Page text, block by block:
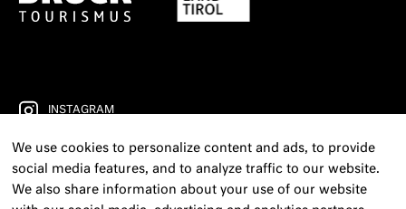
INSTAGRAM
FACEBOOK
YOUTUBE
We use cookies to personalize content and ads, to provide
social media features, and to analyze traffic to our website.
We also share information about your use of our website